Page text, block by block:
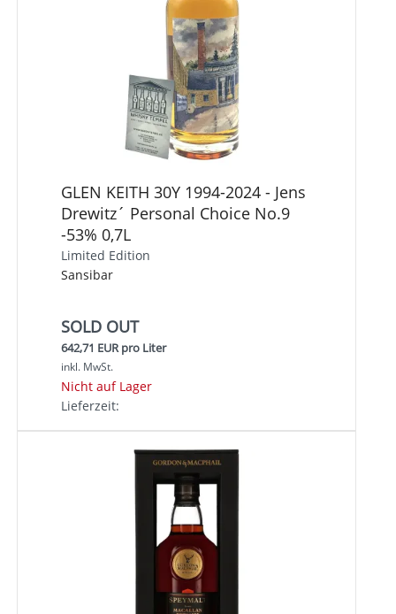
GLEN KEITH 30Y 1994-2024 - Jens
Drewitz´ Personal Choice No.9
-53% 0,7L
Limited Edition
Sansibar
SOLD OUT
642,71 EUR pro Liter
inkl. MwSt.
Nicht auf Lager
Lieferzeit: